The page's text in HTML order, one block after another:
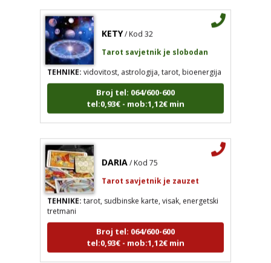
TEHNIKE:vidovitost, astrologija, tarot, bioenergija
Broj tel: 064/600-600
tel:0,93€ - mob:1,12€ min
TEHNIKE:tarot, sudbinske karte, visak, energetski
tretmani
Broj tel: 064/600-600
tel:0,93€ - mob:1,12€ min